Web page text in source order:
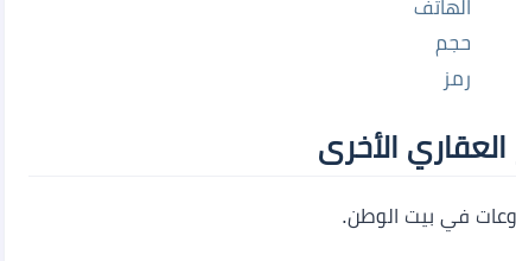
الأخرى
في بيت الوطن.